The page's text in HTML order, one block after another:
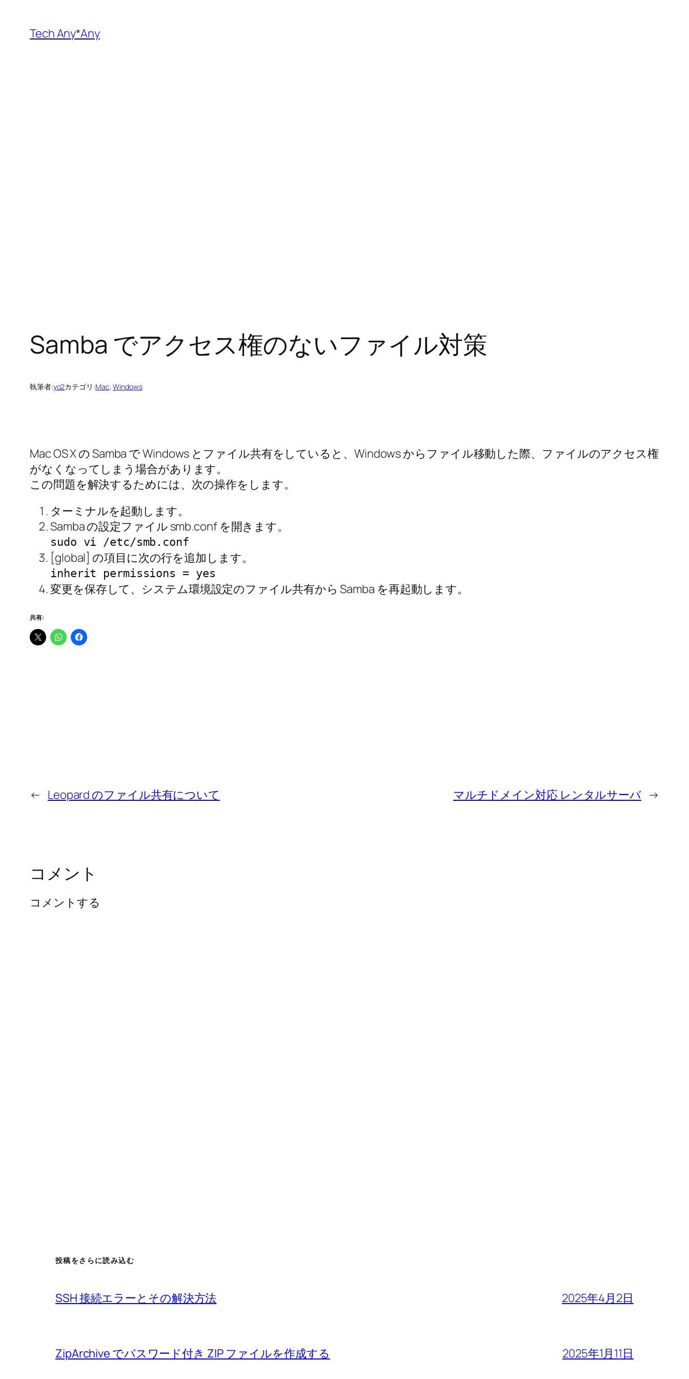
Tech Any*Any
Samba でアクセス権のないファイル対策
執筆者:yo2カテゴリ:Mac, Windows
Mac OS X の Samba で Windows とファイル共有をしていると、Windows からファイル移動した際、ファイルのアクセス権
がなくなってしまう場合があります。
この問題を解決するためには、次の操作をします。
ターミナルを起動します。
Samba の設定ファイル smb.conf を開きます。
sudo vi /etc/smb.conf
[global] の項目に次の行を追加します。
inherit permissions = yes
変更を保存して、システム環境設定のファイル共有から Samba を再起動します。
共有:
← Leopard のファイル共有について マルチドメイン対応 レンタルサーバ →
コメント
コメントする
投稿をさらに読み込む
SSH 接続エラーとその解決方法 2025年4月2日
ZipArchive でパスワード付き ZIP ファイルを作成する 2025年1月11日